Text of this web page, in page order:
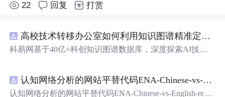
22 回复 打赏
高校技术转移办公室如何利用知识图谱精准定位产业需求与技术适配点？.docx
科易网基于40亿+科创知识图谱数据库，深度探索AI技术
新领域的AI+数智化解决方案，推动科技创新与产业创新
智能化发展。
认知网络分析的网站平替代码ENA-Chinese-vs-English-reproducible.zip
认知网络分析的网站平替代码ENA-Chinese-vs-English-repro